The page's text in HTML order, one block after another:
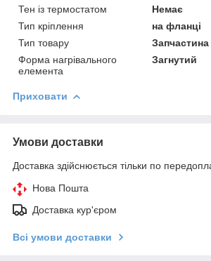
Тен із термостатом
Немає
Тип кріплення
на фланці
Тип товару
Запчастина
Форма нагрівального
елемента
Загнутий
Приховати
Умови доставки
Доставка здійснюється тільки по
Нова Пошта
Доставка кур'єром
Всі умови доставки